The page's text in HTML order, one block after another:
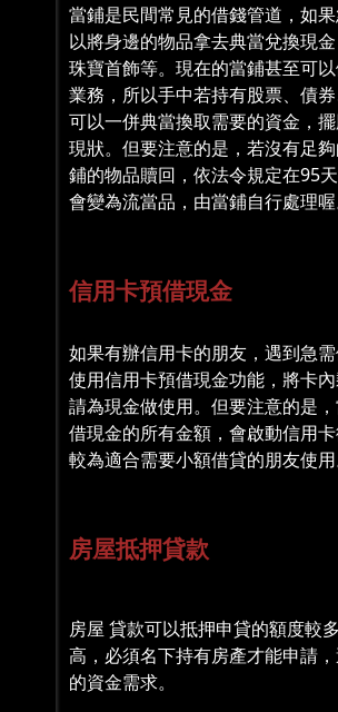
當鋪是民間常見的借錢管道，如
以將身邊的物品拿去典當兌換現金
珠寶首飾等。現在的當鋪甚至可
業務，所以手中若持有股票、債
可以一併典當換取需要的資金，
現狀。但要注意的是，若沒有足
鋪的物品贖回，依法令規定在95
會變為流當品，由當鋪自行處理喔
信用卡預借現金
如果有辦信用卡的朋友，遇到急
使用信用卡預借現金功能，將卡
請為現金做使用。但要注意的是
借現金的所有金額，會啟動信用卡
較為適合需要小額借貸的朋友使用
房屋抵押貸款
房屋 貸款可以抵押申貸的額度較
高，必須名下持有房產才能申請
的資金需求。